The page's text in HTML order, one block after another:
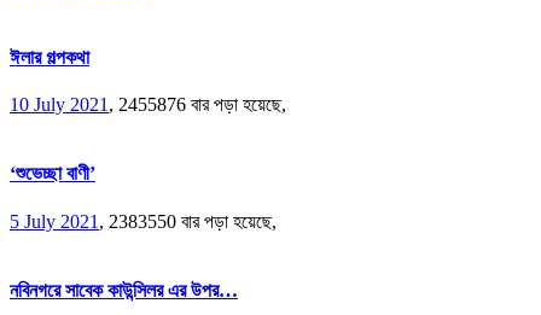
ঈলার গল্পকথা
10 July 2021 , 2455876 বার পড়া হয়েছে,
‘শুভেচ্ছা বাণী’
5 July 2021 , 2383550 বার পড়া হয়েছে,
নবিনগরে সাবেক কাউন্সিলর এর উপর…